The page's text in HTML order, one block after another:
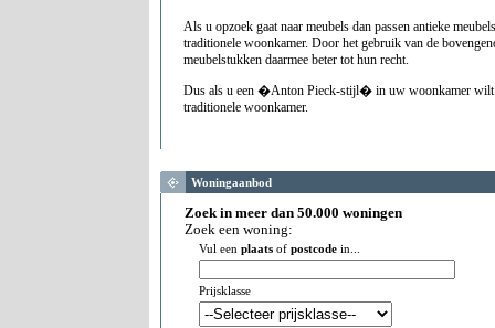
Als u opzoek gaat naar meubels dan passen antieke
traditionele woonkamer. Door het gebruik van de
meubelstukken daarmee beter tot hun recht.
Dus als u een �Anton Pieck-stijl� in uw woonkamer wilt
traditionele woonkamer.
Woningaanbod
Zoek in meer dan 50.000 woningen
Zoek een woning:
Vul een plaats of postcode in...
Prijsklasse